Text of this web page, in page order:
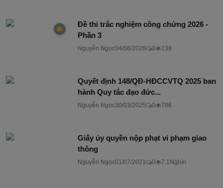
Đề thi trắc nghiệm công chứng 2026 -
Phần 3
Nguyễn Ngọc04/06/2026 0 138
Quyết định 148/QĐ-HĐCCVTQ 2025 ban
hành Quy tắc đạo đức...
Nguyễn Ngọc30/03/2025 0 786
Giấy ủy quyền nộp phạt vi phạm giao
thông
Nguyễn Ngọc01/07/2021 0 7.1Nghìn